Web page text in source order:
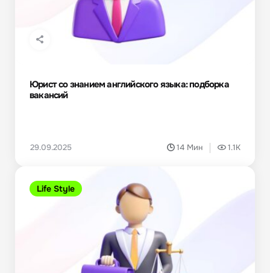
Юрист со знанием английского языка: подборка
вакансий
29.09.2025 14 Мин 1.1K
Life Style